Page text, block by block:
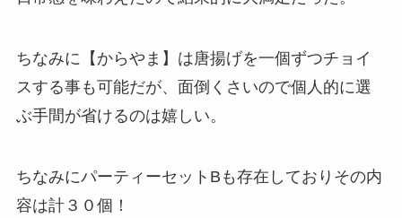
ちなみに【からやま】は唐揚げを一個ずつチョイ
スする事も可能だが、面倒くさいので個人的に選
ぶ手間が省けるのは嬉しい。
ちなみにパーティーセットBも存在しておりその内
容は計３０個！